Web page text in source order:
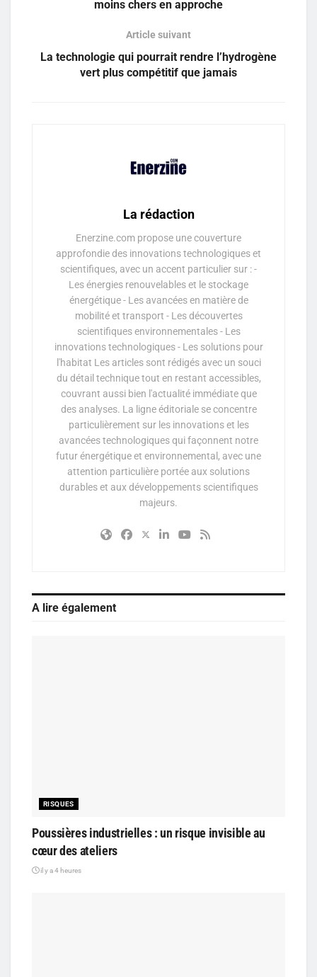
moins chers en approche
Article suivant
La technologie qui pourrait rendre l’hydrogène
vert plus compétitif que jamais
La rédaction
Enerzine.com propose une couverture
approfondie des innovations technologiques et
scientifiques, avec un accent particulier sur : -
Les énergies renouvelables et le stockage
énergétique - Les avancées en matière de
mobilité et transport - Les découvertes
scientifiques environnementales - Les
innovations technologiques - Les solutions pour
l'habitat Les articles sont rédigés avec un souci
du détail technique tout en restant accessibles,
couvrant aussi bien l'actualité immédiate que
des analyses. La ligne éditoriale se concentre
particulièrement sur les innovations et les
avancées technologiques qui façonnent notre
futur énergétique et environnemental, avec une
attention particulière portée aux solutions
durables et aux développements scientifiques
majeurs.
A lire également
RISQUES
Poussières industrielles : un risque invisible au
cœur des ateliers
il y a 4 heures